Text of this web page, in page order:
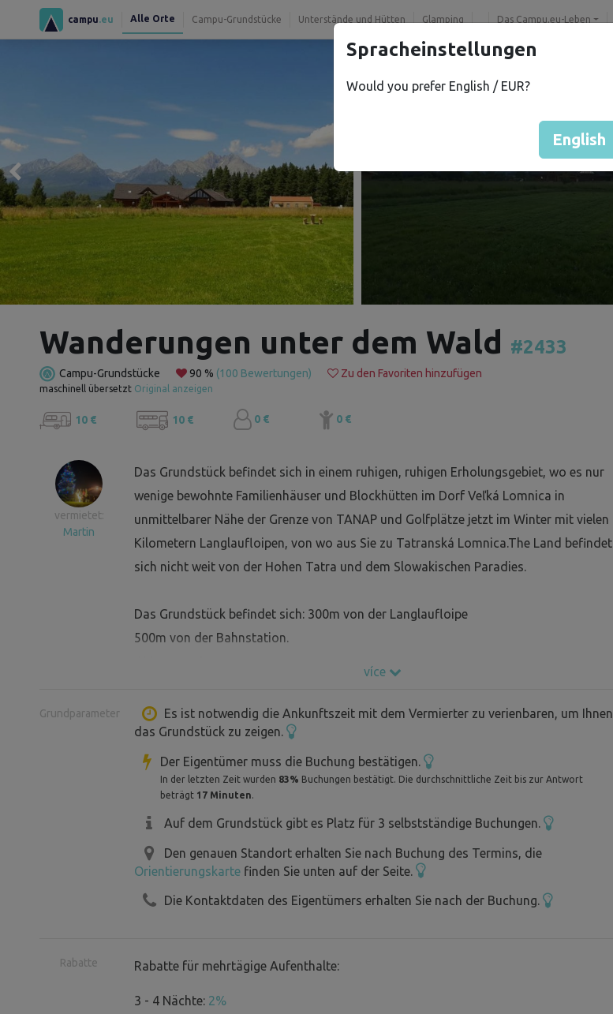
campu .eu Alle Orte Campu-Grundstücke Unterstände und Hütten Glamping Das Campu.eu-Leben
Wanderungen unter dem Wald #2433
Campu-Grundstücke 90 % (100 Bewertungen) Zu den Favoriten hinzufügen
maschinell übersetzt Original anzeigen
10 € 10 € 0 € 0 €
vermietet:
Martin
Das Grundstück befindet sich in einem ruhigen, ruhigen Erholungsgebiet, wo es nur
wenige bewohnte Familienhäuser und Blockhütten im Dorf Veľká Lomnica in
unmittelbarer Nähe der Grenze von TANAP und Golfplätze jetzt im Winter mit vielen
Kilometern Langlaufloipen, von wo aus Sie zu Tatranská Lomnica.The Land befindet
sich nicht weit von der Hohen Tatra und dem Slowakischen Paradies.
Das Grundstück befindet sich: 300m von der Langlaufloipe
500m von der Bahnstation.
10,5 km vom Schwimmbad
10km von Tatranská Lomnica
3,8km vom Wildpark Resort
400m vom Golfplatz
Auf dem Grundstück gibt es eine trockene
Toilettenkabine, Abfall und die Möglichkeit eines Stromanschlusses.
Brennholz zum Grillen kann mit dem Eigentümer vereinbart werden.
Wasser nachfüllen ist möglich mit dem Eigentümer des Landes 2,5 km entfernt von
více
Grundparameter
Es ist notwendig die Ankunftszeit mit dem Vermierter zu verienbaren, um Ihnen
das Grundstück zu zeigen.
Der Eigentümer muss die Buchung bestätigen.
In der letzten Zeit wurden 83% Buchungen bestätigt. Die durchschnittliche Zeit bis zur Antwort
beträgt 17 Minuten.
Auf dem Grundstück gibt es Platz für 3 selbstständige Buchungen.
Den genauen Standort erhalten Sie nach Buchung des Termins, die
Orientierungskarte finden Sie unten auf der Seite.
Die Kontaktdaten des Eigentümers erhalten Sie nach der Buchung.
Rabatte Rabatte für mehrtägige Aufenthalte:
3 - 4 Nächte: 2%
Spracheinstellungen
Would you prefer English / EUR?
English